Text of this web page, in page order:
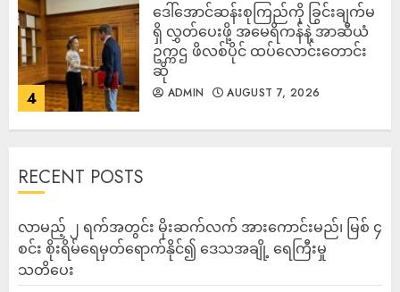
4
ဒေါ်အောင်ဆန်းစုကြည်ကို ခြွင်းချက်မ
ရှိ လွှတ်ပေးဖို့ အမေရိကန်နဲ့ အာဆီယံ
ဥက္ကဌ ဖိလစ်ပိုင် ထပ်လောင်းတောင်း
ဆို
ADMIN AUGUST 7, 2026
RECENT POSTS
လာမည့် ၂ ရက်အတွင်း မိုးဆက်လက် အားကောင်းမည်၊ မြစ် ၄
စင်း စိုးရိမ်ရေမှတ်ရောက်နိုင်၍ ဒေသအချို့ ရေကြီးမှု
သတိပေး